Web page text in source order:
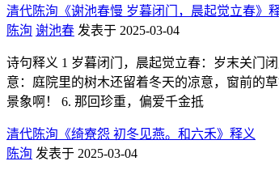
清代陈洵《谢池春慢 岁暮闭门，晨起觉立春》
陈洵 谢池春 发表于 2025-03-04
诗句释义 1 岁暮闭门，晨起觉立春：岁末关门
意：庭院里的树木还留着冬天的凉意，窗前的
景象啊！ 6. 那回珍重，偏爱千金抵
清代陈洵《绮寮怨 初冬见燕。和六禾》释义
陈洵 发表于 2025-03-04